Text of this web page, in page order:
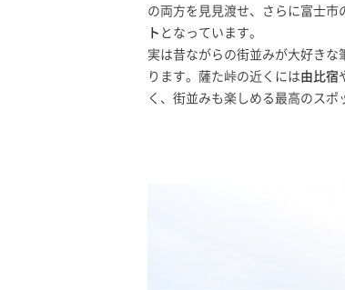
の両方を見見渡せ、さらに富士市
ト となっています。
実は昔ながらの街並みが大好き
ります。薩た峠の近くには由比宿
く、街並みも楽しめる最高のスポ